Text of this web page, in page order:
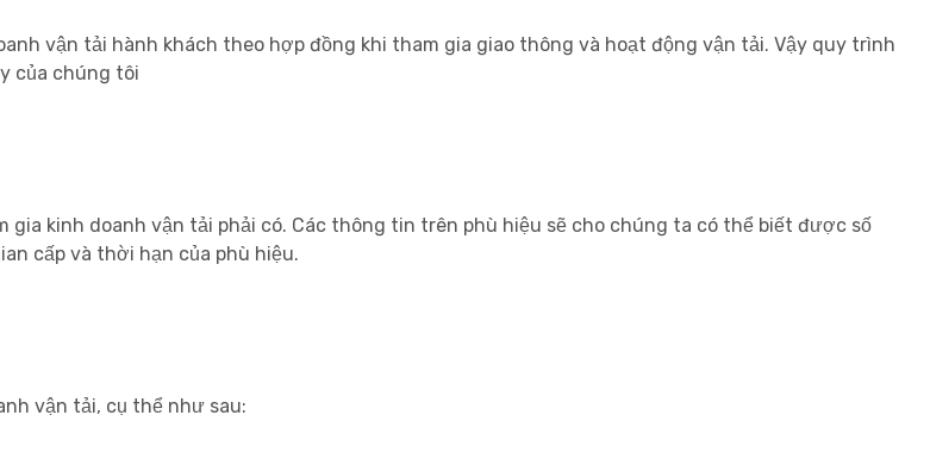
vận tải hành khách theo hợp đồng khi tham gia giao thông và hoạt động vận tải. Vậy quy trình
của chúng tôi
kinh doanh vận tải phải có. Các thông tin trên phù hiệu sẽ cho chúng ta có thể biết được số
cấp và thời hạn của phù hiệu.
vận tải, cụ thể như sau: